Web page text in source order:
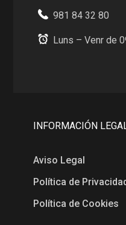
981 84 32 80
Luns – Venr de
INFORMACIÓN
Aviso Legal
Política de
Política de Cookies